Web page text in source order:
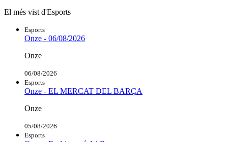
El més vist d'Esports
Esports
Onze - 06/08/2026
Onze
06/08/2026
Esports
Onze - EL MERCAT DEL BARÇA
Onze
05/08/2026
Esports